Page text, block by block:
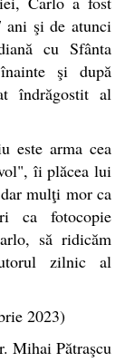
ani şi de atunci
cu Sfânta
şi după
îndrăgostit al
este arma cea
îi plăcea lui
mulţi mor ca
ca fotocopie
să ridicăm
zilnic al
2023)
Mihai Pătraşcu